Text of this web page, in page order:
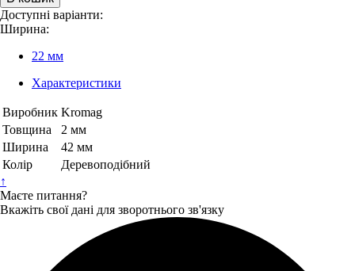
Доступні варіанти:
Ширина:
22 мм
Характеристики
Виробник Kromag
Товщина
2 мм
Ширина
42 мм
Колір
Деревоподібний
↑
Маєте питання?
Вкажіть свої дані для зворотнього зв'язку